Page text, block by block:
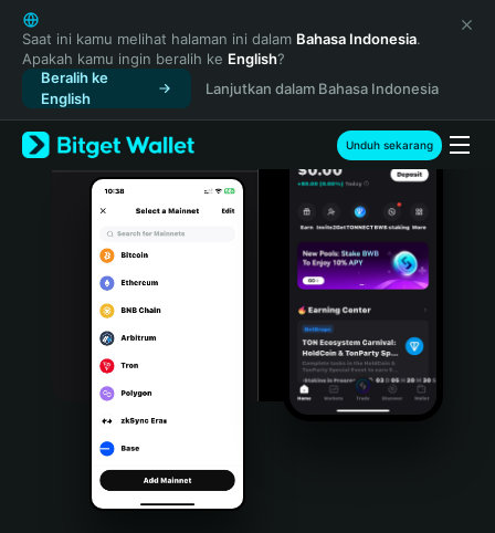
English
日本語
Tiếng Việt
Русский
Español (Latinoamérica)
Türkçe
Italiano
Português (Portugal)
Bahasa Indonesia
Português (Brasil)
Español (Argentina)
Saat ini kamu melihat halaman ini dalam Bahasa Indonesia.
Apakah kamu ingin beralih ke English?
Beralih ke
English
Lanjutkan dalam Bahasa Indonesia
Unduh sekarang